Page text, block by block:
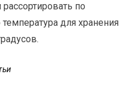
по
для хранения